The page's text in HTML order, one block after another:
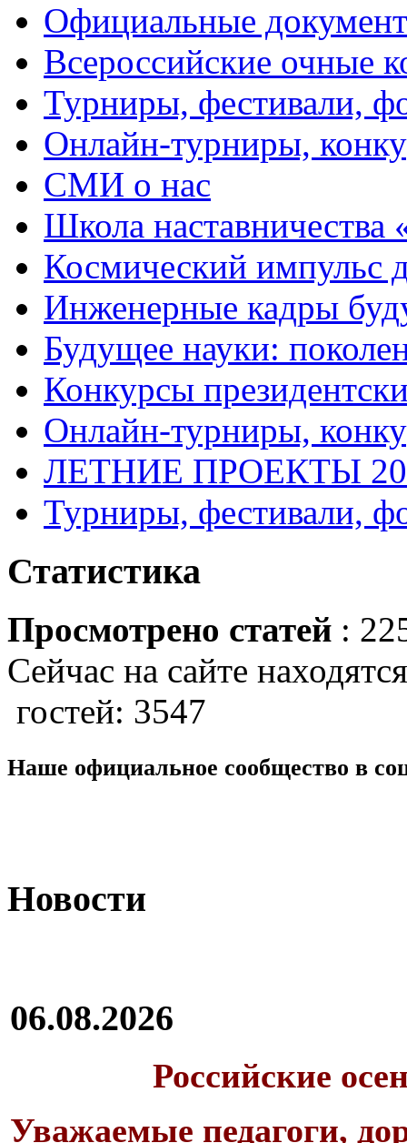
Официальные
Всероссийские очные
Турниры, фестивали,
Онлайн-турниры,
СМИ о нас
Школа
Космический импульс
Инженерные кадры
Будущее науки:
Конкурсы
Онлайн-турниры,
ЛЕТНИЕ ПРОЕКТЫ
Турниры, фестивали,
Статистика
Просмотрено статей :
Сейчас на сайте
гостей: 3547
Наше официальное сообщество в
Новости
06.08.2026
Российские
Уважаемые педагоги,